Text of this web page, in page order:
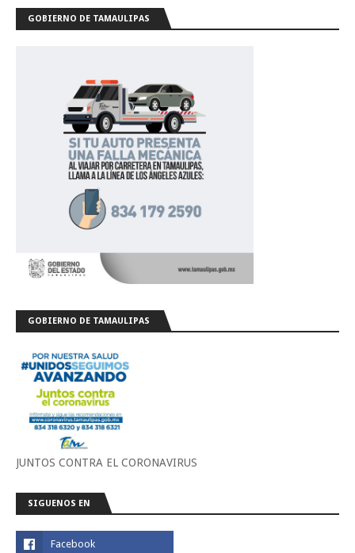
GOBIERNO DE TAMAULIPAS
GOBIERNO DE TAMAULIPAS
JUNTOS CONTRA EL CORONAVIRUS
SIGUENOS EN